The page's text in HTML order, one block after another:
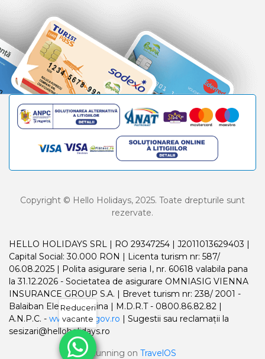
Copyright © Hello Holidays, 2025. Toate drepturile sunt
rezervate.
HELLO HOLIDAYS SRL | RO 29347254 | J2011013629403 |
Capital Social: 30.000 RON | Licenta turism nr: 587/
06.08.2025 | Polita asigurare seria I, nr. 60618 valabila pana
la 31.12.2026 - Societatea de asigurare OMNIASIG VIENNA
INSURANCE GROUP S.A. | Brevet turism nr: 238/ 2001 -
Balaiban Elena Madalina | M.D.R.T - 0800.86.82.82 |
A.N.P.C. - www.anpc.gov.ro | Sugestii sau reclamații la
sesizari@helloholidays.ro
Running on TravelOS
Reduceri
vacante